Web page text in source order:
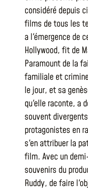
considéré depuis
films de tous les
a l'émergence de
Hollywood, fit de
Paramount de la
familiale et
le jour, et sa
qu'elle raconte, a
souvent
protagonistes en
s'en attribuer la
film. Avec un
souvenirs du
Ruddy, de faire